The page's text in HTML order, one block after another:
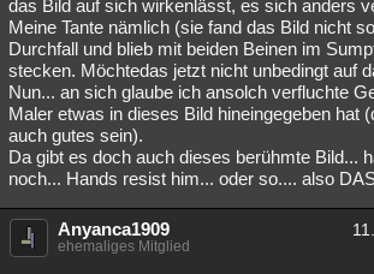
das Bild auf sich wirkenlässt, es sich anders
Meine Tante nämlich (sie fand das Bild nicht
Durchfall und blieb mit beiden Beinen im
stecken. Möchtedas jetzt nicht unbedingt auf
Nun... an sich glaube ich ansolch verfluchte
Maler etwas in dieses Bild hineingegeben hat
auch gutes sein).
Da gibt es doch auch dieses berühmte Bild...
noch... Hands resist him... oder so.... also
Anyanca1909
ehemaliges Mitglied